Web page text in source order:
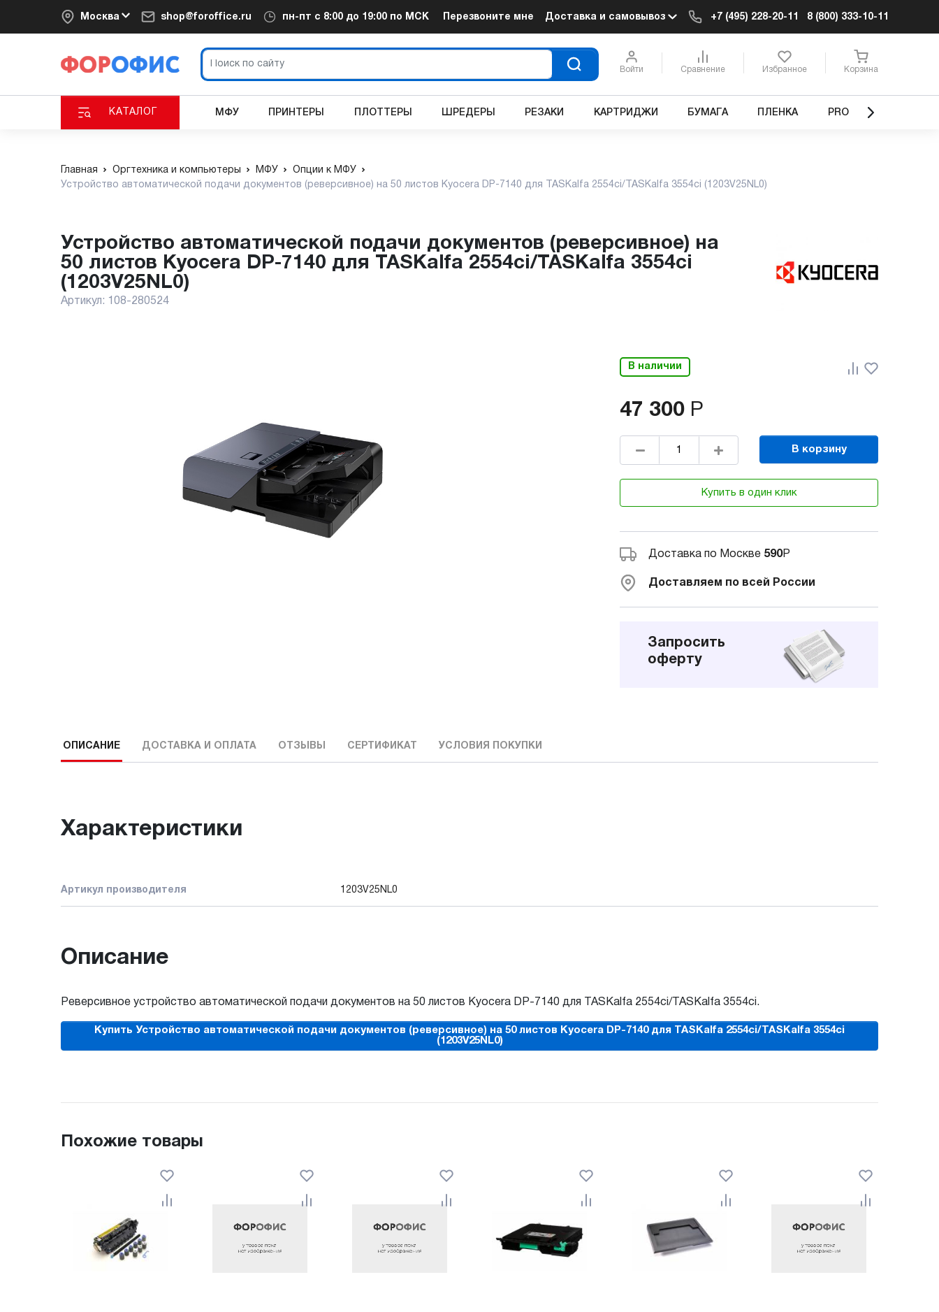
Москва shop@foroffice.ru пн-пт с 8:00 до 19:00 по МСК Перезвоните мне Доставка и самовывоз +7 (495) 228-20-11 8 (800) 333-10-11
Войти Сравнение Избранное Корзина
КАТАЛОГ МФУ ПРИНТЕРЫ ПЛОТТЕРЫ ШРЕДЕРЫ РЕЗАКИ КАРТРИДЖИ БУМАГА ПЛЕНКА PRO
Главная Оргтехника и компьютеры МФУ
Опции к МФУ
Устройство автоматической подачи документов (реверсивное) на 50 листов Kyocera DP-7140 для TASKalfa 2554ci/TASKalfa 3554ci (1203V25NL0)
Устройство автоматической подачи документов (реверсивное) на
50 листов Kyocera DP-7140 для TASKalfa 2554ci/TASKalfa 3554ci
(1203V25NL0)
Артикул: 108-280524
В наличии
47 300 Р
В корзину
Купить в один клик
Доставка по Москве 590Р
Доставляем по всей России
Запросить
оферту
ОПИСАНИЕ ДОСТАВКА И ОПЛАТА ОТЗЫВЫ СЕРТИФИКАТ УСЛОВИЯ ПОКУПКИ
Характеристики
Артикул производителя 1203V25NL0
Описание
Реверсивное устройство автоматической подачи документов на 50 листов Kyocera DP-7140 для TASKalfa 2554ci/TASKalfa 3554ci.
Купить Устройство автоматической подачи документов (реверсивное) на 50 листов Kyocera DP-7140 для TASKalfa 2554ci/TASKalfa 3554ci
(1203V25NL0)
Похожие товары